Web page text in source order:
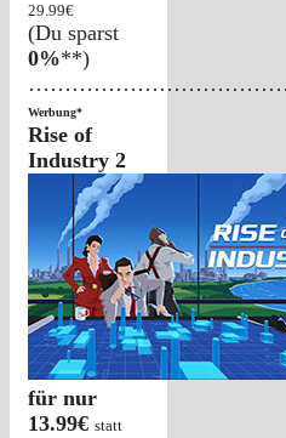
29.99€
(Du sparst
0%**)
Werbung*
Rise of
Industry 2
für nur
13.99€ statt